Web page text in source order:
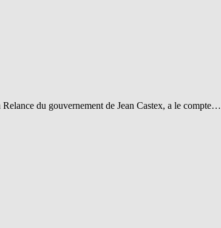
du gouvernement de Jean Castex, a le compte…